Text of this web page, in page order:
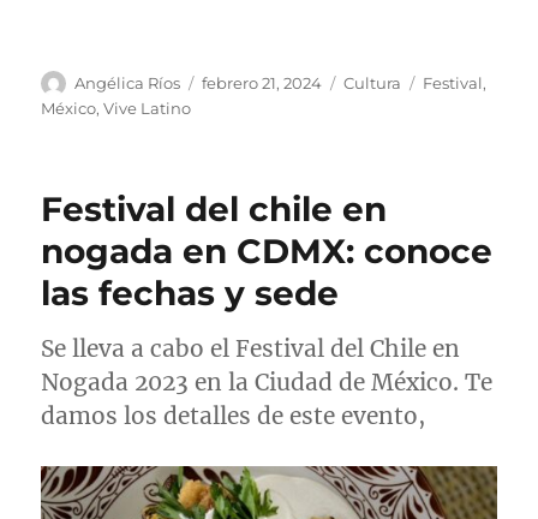
A
u
Angélica Ríos
P
c
d
o
e
febrero 21, 2024
C
o
í
Cultura
E
a
Festival,
México,Vive Latino
Festival del chile en
nogada en CDMX: conoce
las fechas y sede
Se lleva a cabo el Festival del Chile en
Nogada 2023 en la Ciudad de México. Te
damos los detalles de este evento,